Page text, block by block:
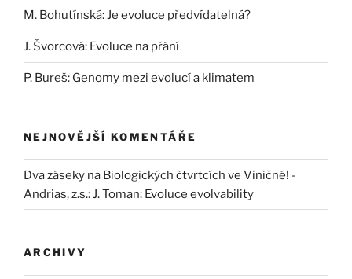
M. Bohutínská: Je evoluce předvídatelná?
J. Švorcová: Evoluce na přání
P. Bureš: Genomy mezi evolucí a klimatem
NEJNOVĚJŠÍ KOMENTÁŘE
Dva záseky na Biologických čtvrtcích ve Viničné! -
Andrias, z.s.: J. Toman: Evoluce evolvability
ARCHIVY